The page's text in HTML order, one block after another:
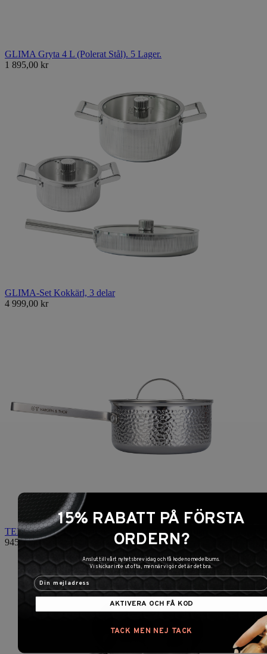
GLIMA Gryta 4 L (Polerat Stål). 5 Lager.
1 895,00 kr
GLIMA-Set Kokkärl, 3 delar
4 999,00 kr
TEDDY - 1 L Kastrull (Polerat Stål), KROMA-serien
945,00 kr
15% RABATT PÅ FÖRSTA
ORDERN?
Anslut till vårt nyhetsbrev idag och få koden omedelbums.
Vi skickar inte ut ofta, men när vi gör det är det bra.
AKTIVERA OCH FÅ KOD
TACK MEN NEJ TACK